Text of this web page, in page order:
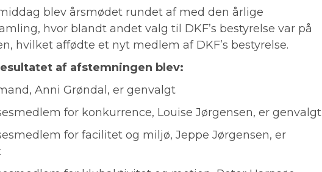
blev årsmødet rundet af med den årlige
hvor blandt andet valg til DKF’s bestyrelse var på
hvilket affødte et nyt medlem af DKF’s bestyrelse.
af afstemningen blev:
Anni Grøndal, er genvalgt
for konkurrence, Louise Jørgensen, er genvalgt
for facilitet og miljø, Jeppe Jørgensen, er